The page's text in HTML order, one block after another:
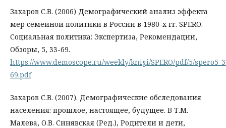
Захаров С.В. (2006) Демографический анализ эффекта
мер семейной политики в России в 1980-х гг. SPERO.
Социальная политика: Экспертиза, Рекомендации,
Обзоры, 5, 33-69.
https://www.demoscope.ru/weekly/knigi/SPERO/pdf/5/
69.pdf
Захаров С.В. (2007). Демографические обследования
населения: прошлое, настоящее, будущее. В Т.М.
Малева, О.В. Синявская (Ред.), Родители и дети,